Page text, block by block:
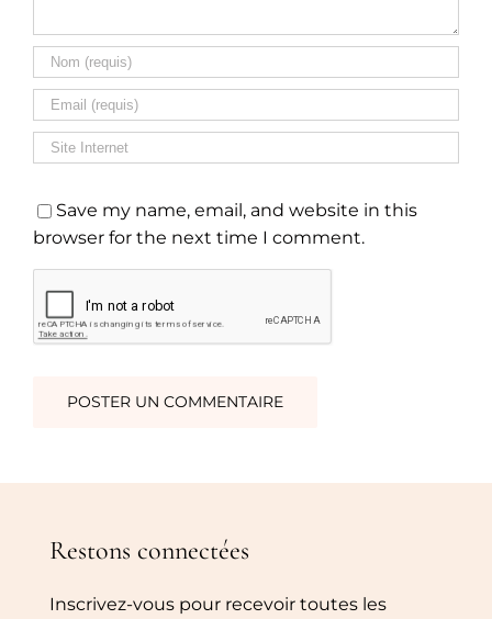
Save my name, email, and website in this
browser for the next time I comment.
Restons connectées
Inscrivez-vous pour recevoir toutes les